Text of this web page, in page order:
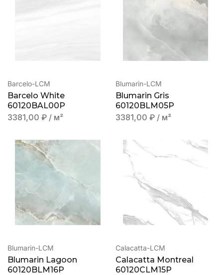
Barcelo-LCM
Barcelo White
60120BAL00P
3381,00 ₽ / м²
Blumarin-LCM
Blumarin Gris
60120BLM05P
3381,00 ₽ / м²
Blumarin-LCM
Blumarin Lagoon
60120BLM16P
Calacatta-LCM
Calacatta Montreal
60120CLM15P